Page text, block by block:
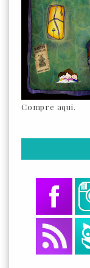
Compre aqui.